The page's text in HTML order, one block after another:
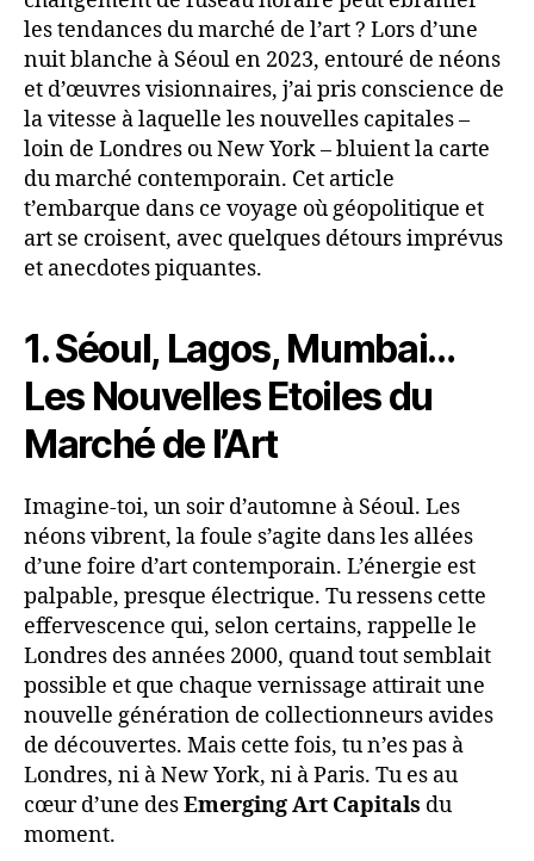
les tendances du marché de l’art ? Lors d’une
nuit blanche à Séoul en 2023, entouré de néons
et d’œuvres visionnaires, j’ai pris conscience de
la vitesse à laquelle les nouvelles capitales –
loin de Londres ou New York – bluient la carte
du marché contemporain. Cet article
t’embarque dans ce voyage où géopolitique et
art se croisent, avec quelques détours imprévus
et anecdotes piquantes.
1. Séoul, Lagos, Mumbai…
Les Nouvelles Etoiles du
Marché de l’Art
Imagine-toi, un soir d’automne à Séoul. Les
néons vibrent, la foule s’agite dans les allées
d’une foire d’art contemporain. L’énergie est
palpable, presque électrique. Tu ressens cette
effervescence qui, selon certains, rappelle le
Londres des années 2000, quand tout semblait
possible et que chaque vernissage attirait une
nouvelle génération de collectionneurs avides
de découvertes. Mais cette fois, tu n’es pas à
Londres, ni à New York, ni à Paris. Tu es au
cœur d’une desEmerging Art Capitals du
moment.